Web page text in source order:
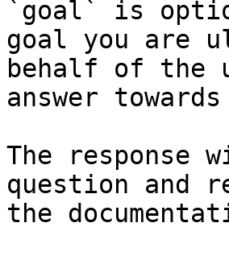
`goal` is
goal you are
behalf of the
answer
The
question and
the